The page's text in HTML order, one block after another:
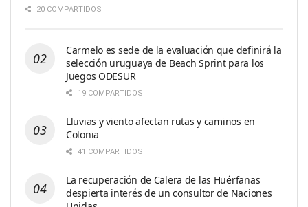
20 COMPARTIDOS
Carmelo es sede de la evaluación que definirá la
selección uruguaya de Beach Sprint para los
Juegos ODESUR
19 COMPARTIDOS
Lluvias y viento afectan rutas y caminos en
Colonia
41 COMPARTIDOS
La recuperación de Calera de las Huérfanas
despierta interés de un consultor de Naciones